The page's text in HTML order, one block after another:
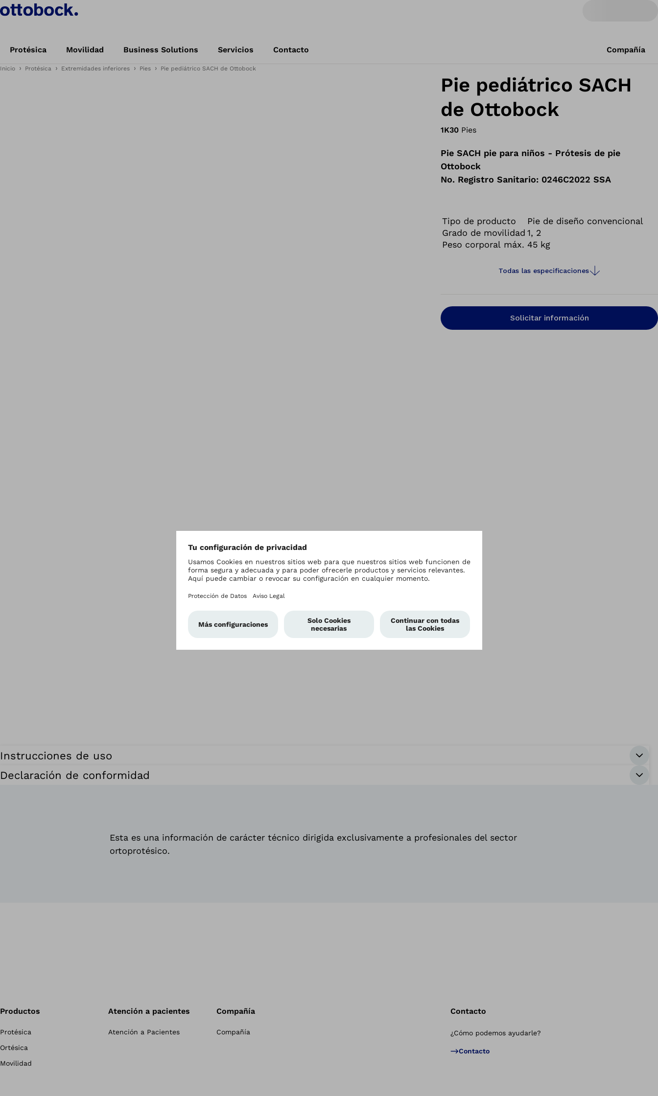
Protésica Movilidad Business Solutions Servicios Contacto Compañía
Inicio Protésica Extremidades inferiores Pies Pie pediátrico SACH de Ottobock
Pie pediátrico SACH
de Ottobock
1K30 Pies
Pie SACH pie para niños - Prótesis de pie
Ottobock
No. Registro Sanitario: 0246C2022 SSA
Tipo de producto
Pie de diseño convencional
Grado de movilidad 1, 2
Peso corporal máx. 45 kg
Todas las especificaciones
Solicitar información
Instrucciones de uso
Declaración de conformidad
Esta es una información de carácter técnico dirigida exclusivamente a profesionales del sector
ortoprotésico.
Productos
Protésica
Ortésica
Movilidad
Atención a pacientes
Atención a Pacientes
Compañía
Compañía
Contacto
¿Cómo podemos ayudarle?
Contacto